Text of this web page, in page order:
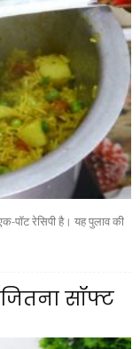
पॉट रेसिपी है। यह पुलाव की
सॉफ्ट